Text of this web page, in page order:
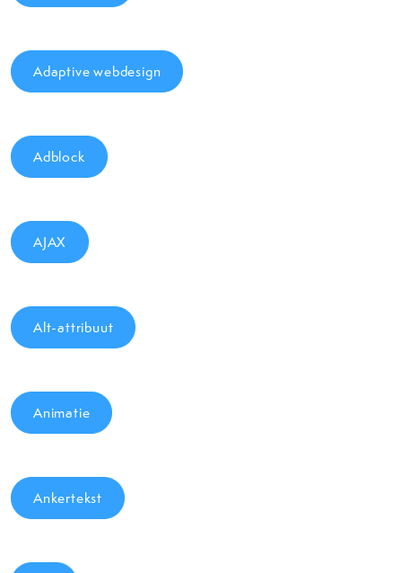
Adaptive webdesign
Adblock
AJAX
Alt-attribuut
Animatie
Ankertekst